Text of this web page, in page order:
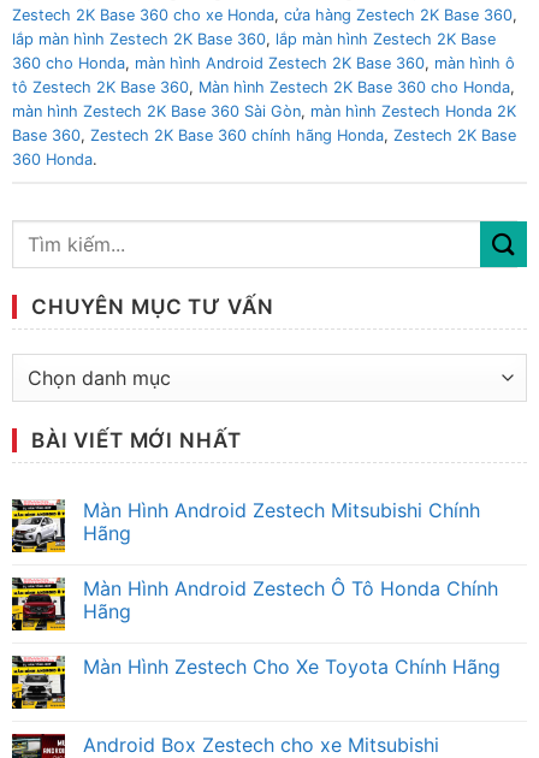
Zestech 2K Base 360 cho xe Honda, cửa hàng Zestech 2K Base 360,
lắp màn hình Zestech 2K Base 360, lắp màn hình Zestech 2K Base
360 cho Honda, màn hình Android Zestech 2K Base 360, màn hình ô
tô Zestech 2K Base 360, Màn hình Zestech 2K Base 360 cho Honda,
màn hình Zestech 2K Base 360 Sài Gòn, màn hình Zestech Honda 2K
Base 360, Zestech 2K Base 360 chính hãng Honda, Zestech 2K Base
360 Honda.
CHUYÊN MỤC TƯ VẤN
Chuyên
vấnBÀI VIẾT MỚI NHẤT
Màn Hình Android Zestech Mitsubishi Chính
Hãng
bình
luận
ở
Android
Màn Hình Android Zestech Ô Tô Honda Chính
Hãng
bình
Android
Màn Hình Zestech Cho Xe Toyota Chính Hãng
luận
ở
Android Box Zestech cho xe Mitsubishi